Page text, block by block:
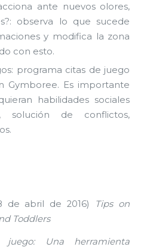
ante nuevos olores,
observa lo que sucede
y modifica la zona
con esto.
programa citas de juego
Gymboree. Es importante
habilidades sociales
solución de conflictos,
de abril de 2016) Tips on
Toddlers
juego: Una herramienta